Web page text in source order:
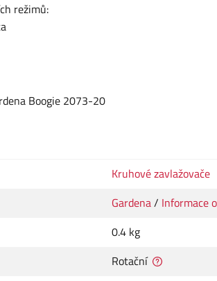
režimů:
Boogie 2073-20
Kruhové zavlažovače
Gardena/ Informace
0.4 kg
Rotační